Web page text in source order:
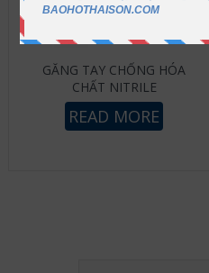
GĂNG TAY CHỐNG HÓA
CHẤT NITRILE
READ MORE